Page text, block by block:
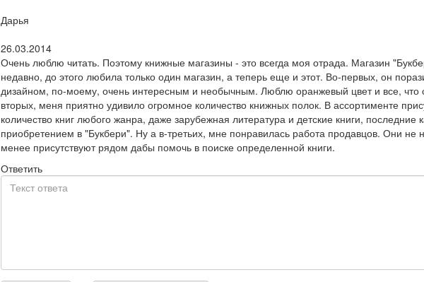
Дарья
26.03.2014
Очень люблю читать. Поэтому книжные магазины - это всегда моя отрада. Магазин
недавно, до этого любила только один магазин, а теперь еще и этот. Во-первых, он
дизайном, по-моему, очень интересным и необычным. Люблю оранжевый цвет и все, что
вторых, меня приятно удивило огромное количество книжных полок. В ассортименте
количество книг любого жанра, даже зарубежная литература и детские книги, последние
приобретением в "Букбери". Ну а в-третьих, мне понравилась работа продавцов. Они не
менее присутствуют рядом дабы помочь в поиске определенной книги.
Ответить